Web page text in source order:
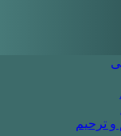
ترحیم